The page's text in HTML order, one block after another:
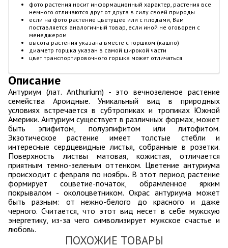
фото растения носит информационный характер, растения все
немного отличаются друг от друга в силу своей природы
если на фото растение цветущее или с плодами, Вам
поставляется аналогичный товар, если иной не оговорен с
менеджером
высота растения указана вместе с горшком (кашпо)
диаметр горшка указан в самой широкой части
цвет транспортировочного горшка может отличаться
Описание
Антуриум (лат. Anthurium) - это вечнозеленое растение
семейства Ароидные. Уникальный вид в природных
условиях встречается в субтропиках и тропиках Южной
Америки. Антуриум существует в различных формах, может
быть эпифитом, полуэпифитом или литофитом.
Экзотическое растение имеет толстые стебли и
интересные сердцевидные листья, собранные в розетки.
Поверхность листвы матовая, кожистая, отличается
приятным темно-зеленым оттенком. Цветение антуриума
происходит с февраля по ноябрь. В этот период растение
формирует соцветие-початок, обрамленное ярким
покрывалом - околоцветником. Окрас антуриума может
быть разным: от нежно-белого до красного и даже
черного. Считается, что этот вид несет в себе мужскую
энергетику, из-за чего символизирует мужское счастье и
любовь.
ПОХОЖИЕ ТОВАРЫ